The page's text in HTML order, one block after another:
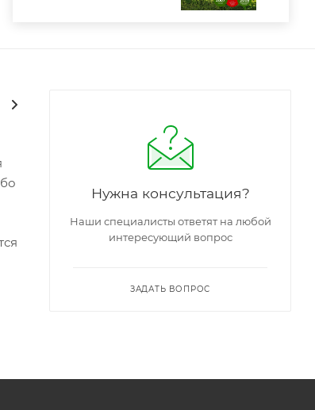
ЗАДАТЬ ВОПРОС
Нужна консультация?
Наши специалисты ответят на любой
интересующий вопрос
ЗАДАТЬ ВОПРОС